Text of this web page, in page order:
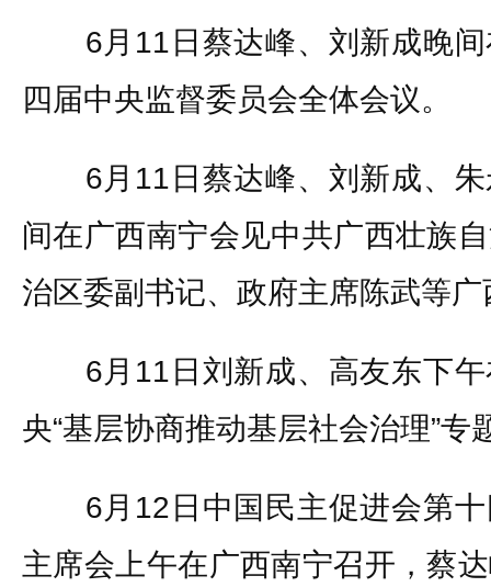
6月11日蔡达峰、刘新成晚间
四届中央监督委员会全体会议。
6月11日蔡达峰、刘新成、朱
间在广西南宁会见中共广西壮族
治区委副书记、政府主席陈武等
6月11日刘新成、高友东下午
央“基层协商推动基层社会治理”专
6月12日中国民主促进会第十
主席会上午在广西南宁召开，蔡